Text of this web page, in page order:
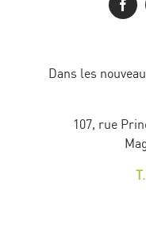
Dans les
107, rue